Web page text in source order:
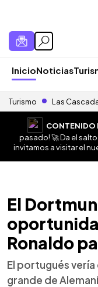
InicioNoticias
Turismo Las
CONTENIDO
pasado! 🚀 Da el
invitamos a visitar el
El
Ronaldo
El portugués
grande de